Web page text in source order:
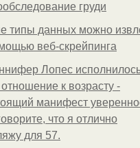
груди
типы данных можно
веб-скрейпинга
Лопес
к возрасту -
манифест
что я отлично
для 57.